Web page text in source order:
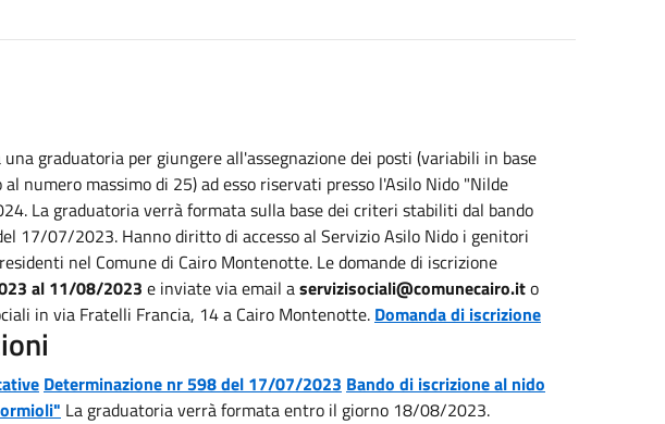
graduatoria per giungere all'assegnazione dei posti (variabili in base
numero massimo di 25) ad esso riservati presso l'Asilo Nido "Nilde
La graduatoria verrà formata sulla base dei criteri stabiliti dal bando
17/07/2023. Hanno diritto di accesso al Servizio Asilo Nido i genitori
nel Comune di Cairo Montenotte. Le domande di iscrizione
al 11/08/2023 e inviate via email aservizisociali@comunecairo.ito
in via Fratelli Francia, 14 a Cairo Montenotte. Domanda di iscrizione
Determinazione nr 598 del 17/07/2023 Bando di iscrizione al nido
La graduatoria verrà formata entro il giorno 18/08/2023.